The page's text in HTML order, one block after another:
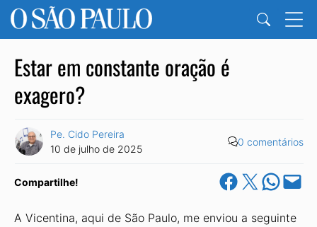
Estar em constante oração é
exagero?
Pe. Cido Pereira
10 de julho de 2025
0 comentários
Compartilhe! Share on Facebook
Share on X Share on
Email this
A Vicentina, aqui de São Paulo, me enviou a seguinte